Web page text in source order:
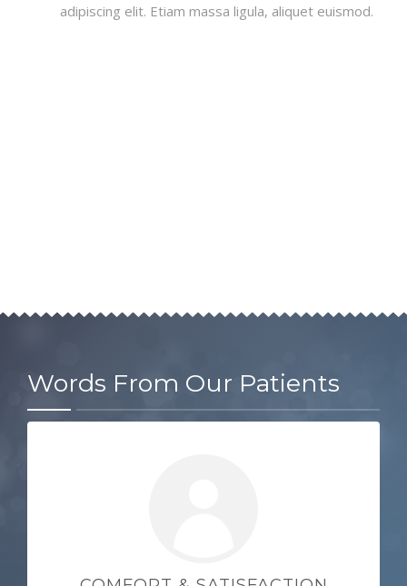
adipiscing elit. Etiam massa ligula, aliquet euismod.
Words From Our Patients